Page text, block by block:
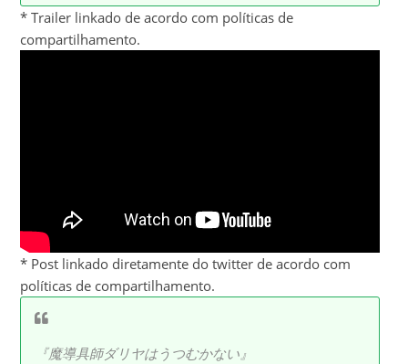
* Trailer linkado de acordo com políticas de
compartilhamento.
* Post linkado diretamente do twitter de acordo com
políticas de compartilhamento.
『魔導具師ダリヤはうつむかない』